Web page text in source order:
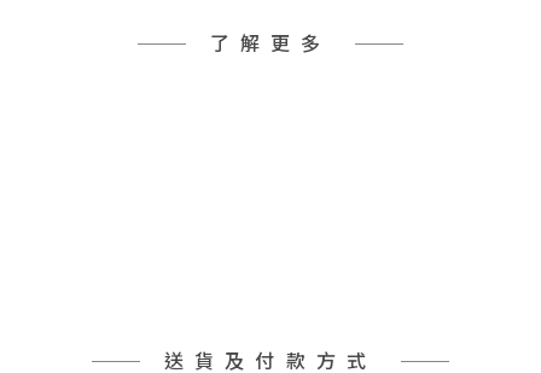
了解更多
送貨及付款方式